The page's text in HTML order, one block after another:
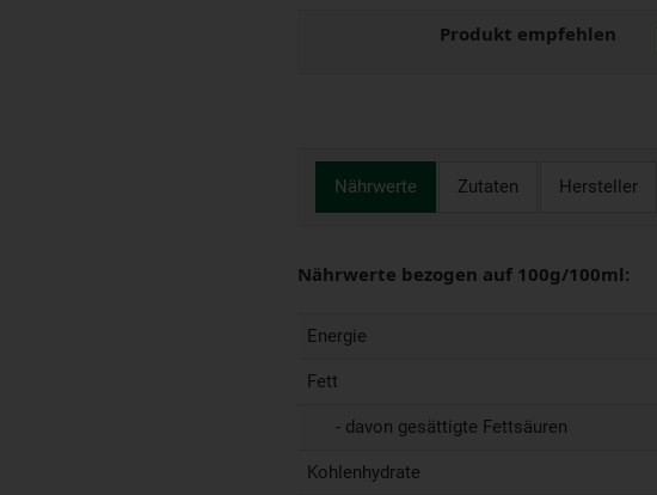
Produkt empfehlen
Nährwerte Zutaten Hersteller
Nährwerte bezogen auf 100g/100ml:
Energie
Fett
- davon gesättigte Fettsäuren
Kohlenhydrate